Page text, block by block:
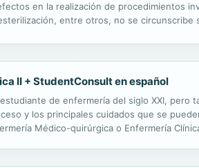
en la realización de procedimientos
entre otros, no se circunscribe
II + StudentConsult en español
de enfermería del siglo XXI,
y los principales cuidados que se
Médico-quirúrgica o Enfermería